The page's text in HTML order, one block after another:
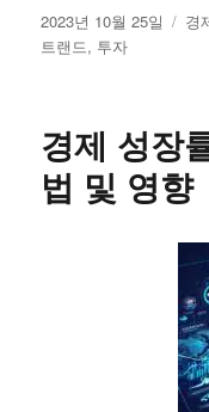
작
성
2023년 10월 25일
카
경
트랜드, 투자
경제 성장
법 및 영향